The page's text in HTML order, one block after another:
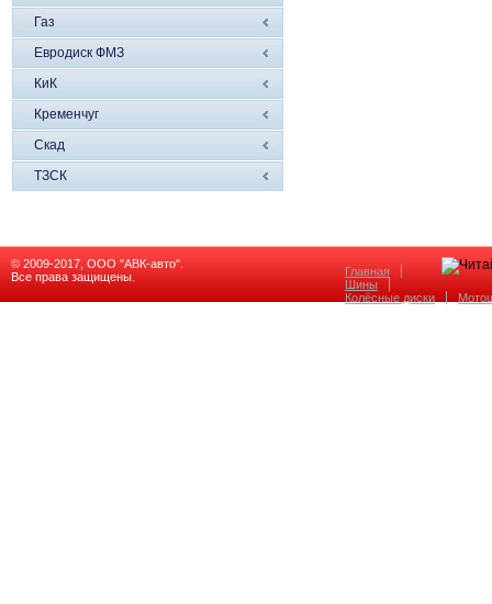
Газ
Евродиск ФМЗ
КиК
Кременчуг
Скад
ТЗСК
© 2009-2017, ООО "АВК-авто".
Все права защищены.
Главная
Шины
Колёсные диски